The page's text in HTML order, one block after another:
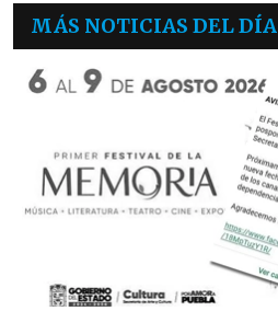
MÁS NOTICIAS DEL DÍA